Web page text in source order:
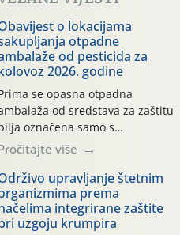
o lokacijama
otpadne
od pesticida za
2026. godine
se opasna otpadna
od sredstava za zaštitu
označena samo s
i oznakom
CROCPA EKO MODEL:
ambalaža kao i
drugih proizvoda koji
sredstva za zaštitu bilja
(npr. ambalaža od mineralnih
više
upravljanje štetnim
prema
integrirane zaštite
uzgoju krumpira